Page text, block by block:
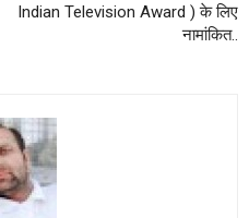
Indian Television Award ) के लिए
नामांकित..